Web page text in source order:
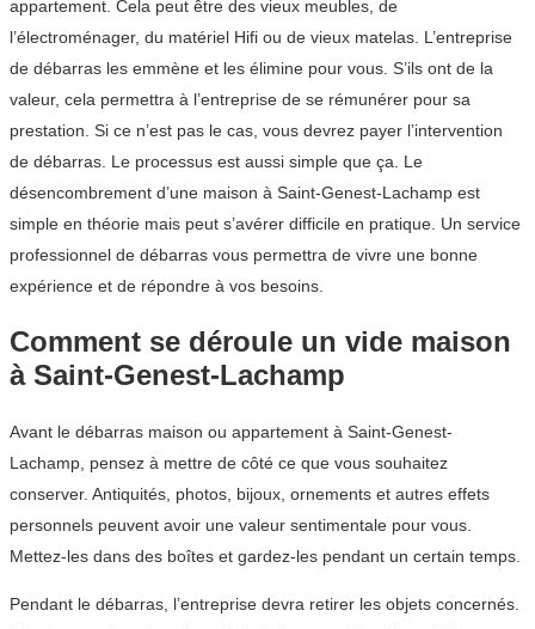
appartement. Cela peut être des vieux meubles, de
l’électroménager, du matériel Hifi ou de vieux matelas. L’entreprise
de débarras les emmène et les élimine pour vous. S’ils ont de la
valeur, cela permettra à l’entreprise de se rémunérer pour sa
prestation. Si ce n’est pas le cas, vous devrez payer l’intervention
de débarras. Le processus est aussi simple que ça. Le
désencombrement d’une maison à Saint-Genest-Lachamp est
simple en théorie mais peut s’avérer difficile en pratique. Un service
professionnel de débarras vous permettra de vivre une bonne
expérience et de répondre à vos besoins.
Comment se déroule un vide maison
à Saint-Genest-Lachamp
Avant le débarras maison ou appartement à Saint-Genest-
Lachamp, pensez à mettre de côté ce que vous souhaitez
conserver. Antiquités, photos, bijoux, ornements et autres effets
personnels peuvent avoir une valeur sentimentale pour vous.
Mettez-les dans des boîtes et gardez-les pendant un certain temps.
Pendant le débarras, l’entreprise devra retirer les objets concernés.